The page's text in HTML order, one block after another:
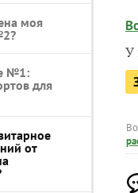
моя
№1:
для
от
У